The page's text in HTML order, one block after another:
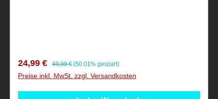
Verkaufspreis:
24,99 € Regulärer Preis:
49,99 € (50.01% gespart)
Preise inkl. MwSt. zzgl. Versandkosten